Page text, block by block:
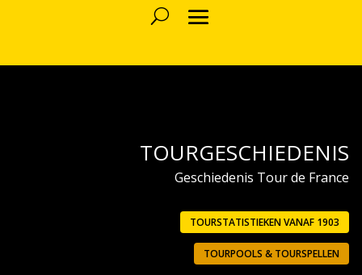
TOURGESCHIEDENIS
Geschiedenis Tour de France
TOURSTATISTIEKEN VANAF 1903
TOURPOOLS & TOURSPELLEN